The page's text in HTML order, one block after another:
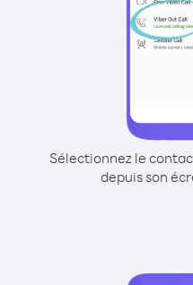
Sélectionnez le
depuis son